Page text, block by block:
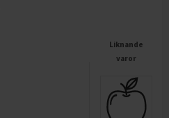
Liknande
varor